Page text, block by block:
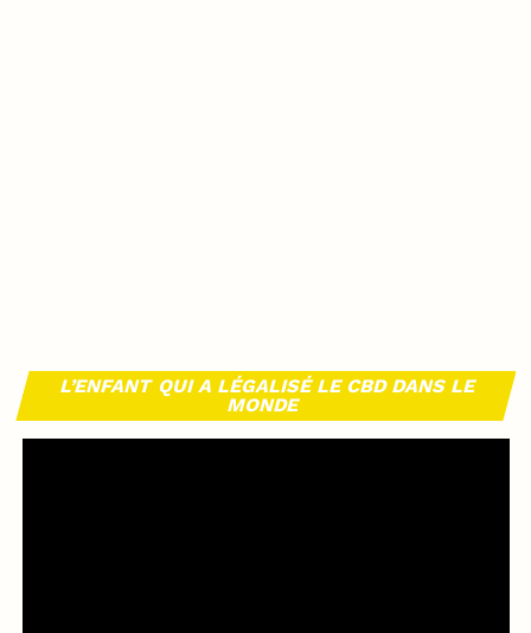
L’ENFANT QUI A LÉGALISÉ LE CBD DANS LE
MONDE